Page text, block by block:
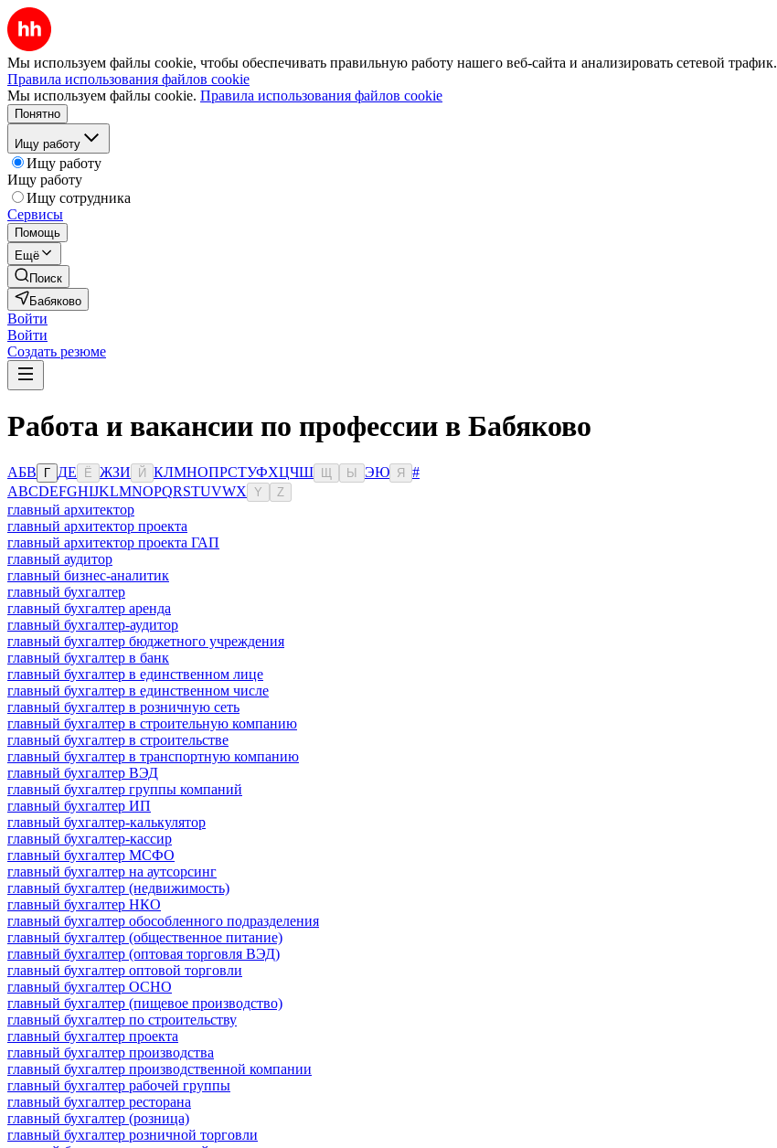
Мы используем файлы cookie, чтобы обеспечивать правильную работу нашего веб-сайта и анализировать сетевой трафик.
Правила использования файлов cookie
Мы используем файлы cookie. Правила использования файлов cookie
Понятно
Ищу работу
Ищу работу
Ищу работу
Ищу сотрудника
Сервисы
Помощь
Ещё
Поиск
Бабяково
Войти
Войти
Создать резюме
Работа и вакансии по профессии в Бабяково
АБВ Г ДЕ Ё ЖЗИ Й КЛМНОПРСТУФХЦЧШ Ы ЭЮ Я
#
ABCDEFGHIJKLMNOPQRSTUVWX Y Z
главный архитектор
главный архитектор проекта
главный архитектор проекта ГАП
главный аудитор
главный бизнес-аналитик
главный бухгалтер
главный бухгалтер аренда
главный бухгалтер-аудитор
главный бухгалтер бюджетного учреждения
главный бухгалтер в банк
главный бухгалтер в единственном лице
главный бухгалтер в единственном числе
главный бухгалтер в розничную сеть
главный бухгалтер в строительную компанию
главный бухгалтер в строительстве
главный бухгалтер в транспортную компанию
главный бухгалтер ВЭД
главный бухгалтер группы компаний
главный бухгалтер ИП
главный бухгалтер-калькулятор
главный бухгалтер-кассир
главный бухгалтер МСФО
главный бухгалтер на аутсорсинг
главный бухгалтер (недвижимость)
главный бухгалтер НКО
главный бухгалтер обособленного подразделения
главный бухгалтер (общественное питание)
главный бухгалтер (оптовая торговля ВЭД)
главный бухгалтер оптовой торговли
главный бухгалтер ОСНО
главный бухгалтер (пищевое производство)
главный бухгалтер по строительству
главный бухгалтер проекта
главный бухгалтер производства
главный бухгалтер производственной компании
главный бухгалтер рабочей группы
главный бухгалтер ресторана
главный бухгалтер (розница)
главный бухгалтер розничной торговли